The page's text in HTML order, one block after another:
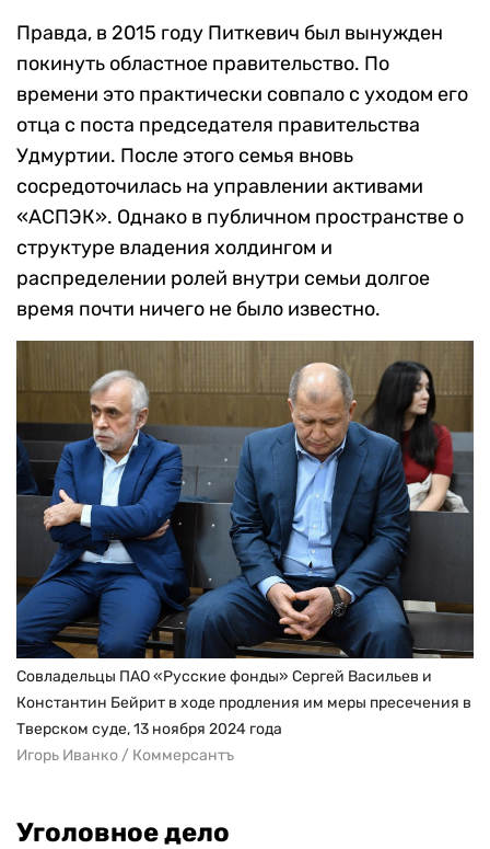
Правда, в 2015 году Питкевич был вынужден
покинуть областное правительство. По
времени это практически совпало с уходом его
отца с поста председателя правительства
Удмуртии. После этого семья вновь
сосредоточилась на управлении активами
«АСПЭК». Однако в публичном пространстве о
структуре владения холдингом и
распределении ролей внутри семьи долгое
время почти ничего не было известно.
Совладельцы ПАО «Русские фонды» Сергей Васильев и
Константин Бейрит в ходе продления им меры пресечения в
Тверском суде, 13 ноября 2024 года
Игорь Иванко / Коммерсантъ
Уголовное дело